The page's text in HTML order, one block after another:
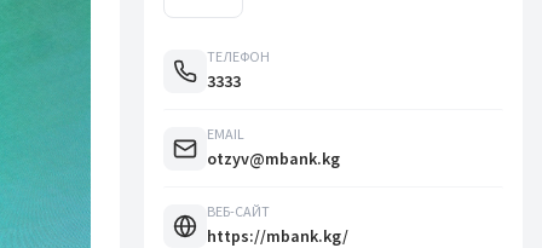
ТЕЛЕФОН
3333
EMAIL
otzyv@mbank.kg
ВЕБ-САЙТ
https://mbank.kg/